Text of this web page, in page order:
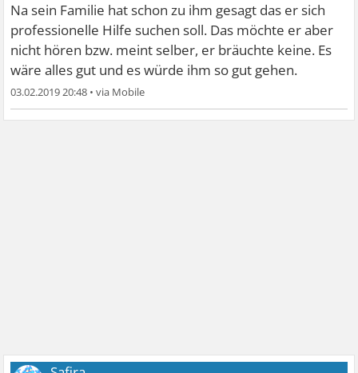
Na sein Familie hat schon zu ihm gesagt das er sich
professionelle Hilfe suchen soll. Das möchte er aber
nicht hören bzw. meint selber, er bräuchte keine. Es
wäre alles gut und es würde ihm so gut gehen.
03.02.2019 20:48 •